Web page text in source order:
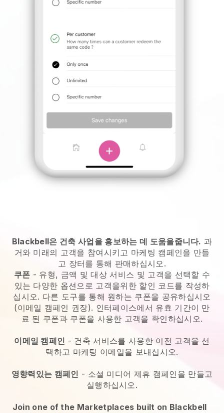
Blackbell은 건축 사업을 홍보하는 데 도움을줍니다. 과
거와 미래의 고객을 참여시키고 마케팅 캠페인을 만들
고 장터를 통해 판매하십시오.
쿠폰 - 유형, 금액 및 대상 서비스 및 고객을 선택할 수
있는 다양한 옵션으로 고객을위한 할인 코드를 작성하
십시오. 다른 도구를 통해 원하는 쿠폰을 공유하십시오
(이메일 캠페인 권장). 인터페이스에서 유효 기간이 만
료 된 쿠폰과 쿠폰을 사용한 고객을 확인하십시오.
이메일 캠페인 - 건축 서비스를 사용한 이전 고객을 선
택하고 마케팅 이메일을 보내십시오.
영향력있는 캠페인 - 소셜 미디어 제휴 캠페인을 만들고
실행하십시오.
Join one of the Marketplaces built on Blackbell